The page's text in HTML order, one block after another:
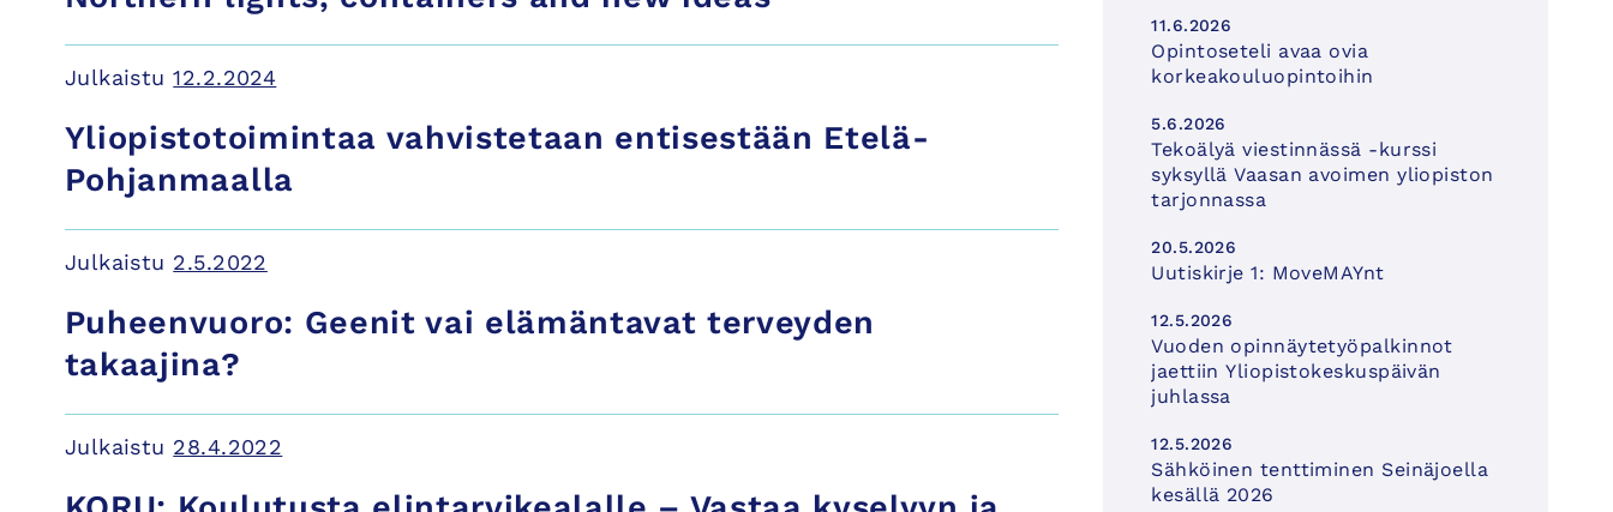
Yliopistotoimintaa vahvistetaan entisestään Etelä-
Pohjanmaalla
Julkaistu12.2.2024
Puheenvuoro: Geenit vai elämäntavat terveyden
takaajina?
Julkaistu 2.5.2022
Julkaistu 28.4.2022
11.6.2026
Opintoseteli avaa ovia
korkeakouluopintoihin
5.6.2026
Tekoälyä viestinnässä -kurssi
syksyllä Vaasan avoimen yliopiston
tarjonnassa
20.5.2026
Uutiskirje 1: MoveMAYnt
12.5.2026
Vuoden opinnäytetyöpalkinnot
jaettiin Yliopistokeskuspäivän
juhlassa
12.5.2026
Sähköinen tenttiminen Seinäjoella
kesällä 2026